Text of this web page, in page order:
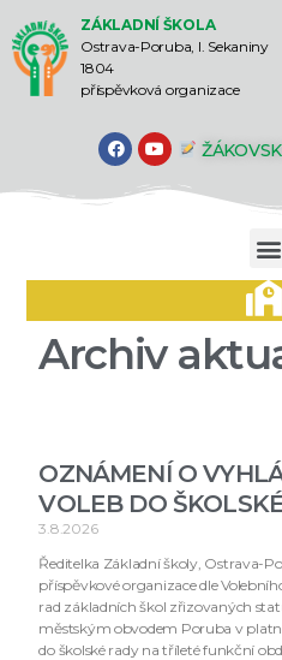
ZÁKLADNÍ ŠKOLA
Ostrava-Poruba, I. Sekaniny
1804
příspěvková organizace
Archiv
OZNÁMENÍ O
VOLEB DO
3.8.2026
Ředitelka Základní školy, Ostrava-
příspěvkové organizace dle
rad základních škol zřizovaných
městským obvodem Poruba v
do školské rady na tříleté funkční